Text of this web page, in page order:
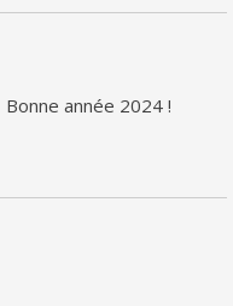
Bonne année 2024 !